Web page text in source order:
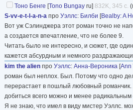
Тоно Бенге [Tono Bungay ru] 832K, 345 с.
S-vv-e-t-l-a-n-a про Уэллс: Билби [Bealby: A
Вот уж Сэлинджера этот роман точно не
а создается впечатление, что не более 9.
Читать было не интересно, и сюжет, где
кажется абсурдным и немного
kim the alien про Уэллс: Анна-Вероника [Ann
роман был неплох. Был. Потому что одно
перерастает в пошлый любовный романчик.
добиться всего можно и менее
Я не знаю, что имел в виду мистер Уэллс.